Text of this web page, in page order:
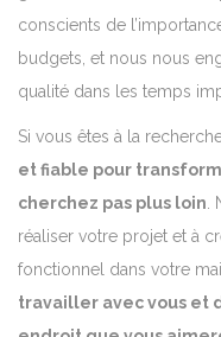
conscients de
budgets, et nous nous
qualité dans les temps
Si vous êtes à la
et fiable pour
cherchez pas plus loin
réaliser votre projet et à
fonctionnel dans votre
travailler avec vous et